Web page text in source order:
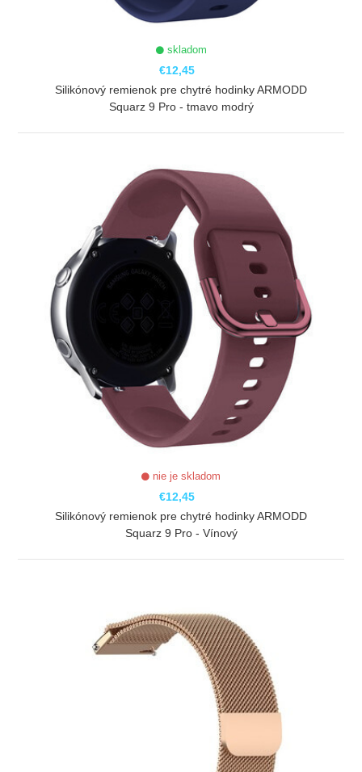
skladom
€12,45
Silikónový remienok pre chytré hodinky ARMODD
Squarz 9 Pro - tmavo modrý
nie je skladom
€12,45
Silikónový remienok pre chytré hodinky ARMODD
Squarz 9 Pro - Vínový